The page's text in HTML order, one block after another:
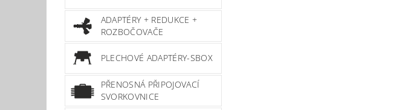
ADAPTÉRY + REDUKCE +
ROZBOČOVAČE
PLECHOVÉ ADAPTÉRY-SBOX
PŘENOSNÁ PŘIPOJOVACÍ
SVORKOVNICE